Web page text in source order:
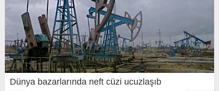
Dünya bazarlarında neft cüzi ucuzlaşıb